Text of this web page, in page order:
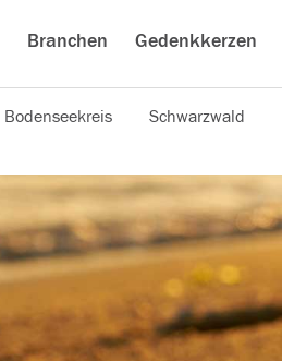
Branchen Gedenkkerzen
Bodenseekreis Schwarzwald